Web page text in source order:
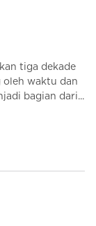
tiga dekade
oleh waktu dan
bagian dari...